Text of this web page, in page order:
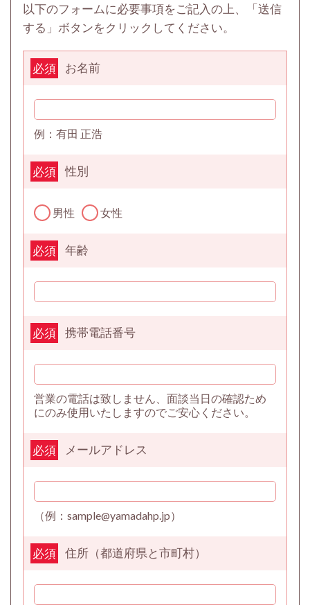
以下のフォームに必要事項をご記入の上、「送信
する」ボタンをクリックしてください。
お名前
必須
例：有田 正浩
性別
必須
男性 女性
年齢
必須
携帯電話番号
必須
営業の電話は致しません、面談当日の確認ため
にのみ使用いたしますのでご安心ください。
メールアドレス
必須
（例：sample@yamadahp.jp）
住所（都道府県と市町村）
必須